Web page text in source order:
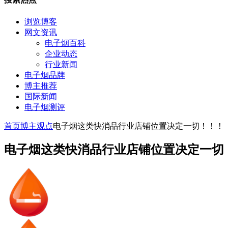
浏览博客
网文资讯
电子烟百科
企业动态
行业新闻
电子烟品牌
博主推荐
国际新闻
电子烟测评
首页博主观点电子烟这类快消品行业店铺位置决定一切！！！
电子烟这类快消品行业店铺位置决定一切